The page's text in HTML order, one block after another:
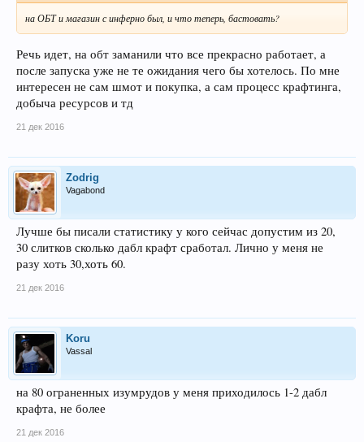
на ОБТ и магазин с инферно был, и что теперь, бастовать?
Речь идет, на обт заманили что все прекрасно работает, а
после запуска уже не те ожидания чего бы хотелось. По мне
интересен не сам шмот и покупка, а сам процесс крафтинга,
добыча ресурсов и тд
21 дек 2016
Zodrig
Vagabond
Лучше бы писали статистику у кого сейчас допустим из 20,
30 слитков сколько дабл крафт сработал. Лично у меня не
разу хоть 30,хоть 60.
21 дек 2016
Koru
Vassal
на 80 ограненных изумрудов у меня приходилось 1-2 дабл
крафта, не более
21 дек 2016